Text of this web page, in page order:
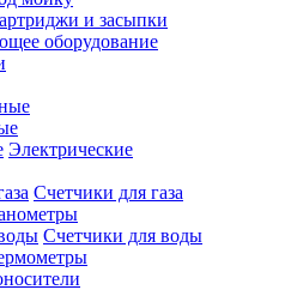
и засыпки
оборудование
Электрические
Счетчики для газа
Счетчики для воды